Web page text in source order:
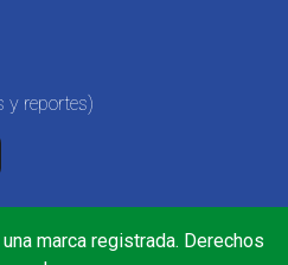
y reportes)
marca registrada. Derechos